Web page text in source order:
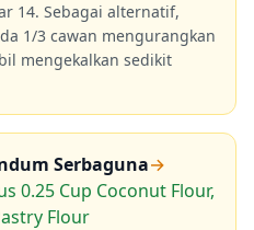
14. Sebagai alternatif,
1/3 cawan mengurangkan
mengekalkan sedikit
Serbaguna→
0.25 Cup Coconut Flour,
Flour